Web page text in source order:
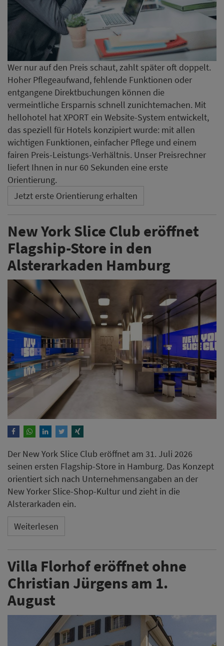
Wer nur auf den Preis schaut, zahlt später oft doppelt.
Hoher Pflegeaufwand, fehlende Funktionen oder
entgangene Direktbuchungen können die
vermeintliche Ersparnis schnell zunichtemachen. Mit
hellohotel hat XPORT ein Website-System entwickelt,
das speziell für Hotels konzipiert wurde: mit allen
wichtigen Funktionen, einfacher Pflege und einem
fairen Preis-Leistungs-Verhältnis. Unser Preisrechner
liefert Ihnen in nur 60 Sekunden eine erste
Orientierung.
Jetzt erste Orientierung erhalten
New York Slice Club eröffnet
Flagship-Store in den
Alsterarkaden Hamburg
Der New York Slice Club eröffnet am 31. Juli 2026
seinen ersten Flagship-Store in Hamburg. Das Konzept
orientiert sich nach Unternehmensangaben an der
New Yorker Slice-Shop-Kultur und zieht in die
Alsterarkaden ein.
Weiterlesen
Villa Florhof eröffnet ohne
Christian Jürgens am 1.
August